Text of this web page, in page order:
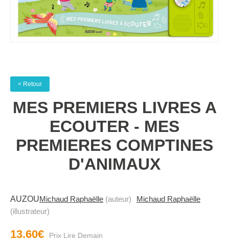
< Retour
MES PREMIERS LIVRES A
ECOUTER - MES
PREMIERES COMPTINES
D'ANIMAUX
AUZOUMichaud Raphaëlle (auteur)
Michaud Raphaëlle
(illustrateur)
13.60€